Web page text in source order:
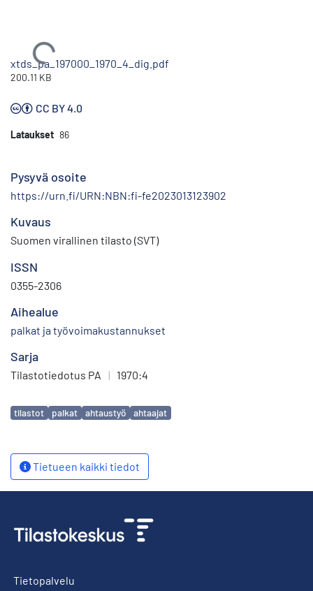
Ladataan...
xtds_pa_197000_1970_4_dig.pdf
200.11 KB
CC BY 4.0
Lataukset 86
Pysyvä osoite
https://urn.fi/URN:NBN:fi-fe2023013123902
Kuvaus
Suomen virallinen tilasto (SVT)
ISSN
0355-2306
Aihealue
palkat ja työvoimakustannukset
Sarja
Tilastotiedotus PA | 1970:4
Avainsanat
tilastot palkat ahtaustyö ahtaajat
Tietueen kaikki tiedot
Tietopalvelu